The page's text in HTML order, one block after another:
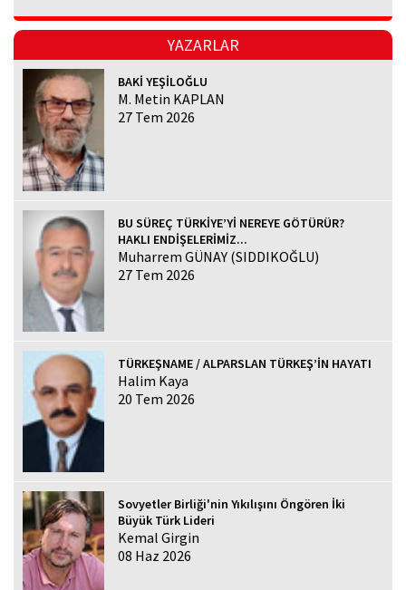
YAZARLAR
BAKİ YEŞİLOĞLU
M. Metin KAPLAN
27 Tem 2026
BU SÜREÇ TÜRKİYE’Yİ NEREYE GÖTÜRÜR?
HAKLI ENDİŞELERİMİZ...
Muharrem GÜNAY (SIDDIKOĞLU)
27 Tem 2026
TÜRKEŞNAME / ALPARSLAN TÜRKEŞ’İN HAYATI
Halim Kaya
20 Tem 2026
Sovyetler Birliği'nin Yıkılışını Öngören İki
Büyük Türk Lideri
Kemal Girgin
08 Haz 2026